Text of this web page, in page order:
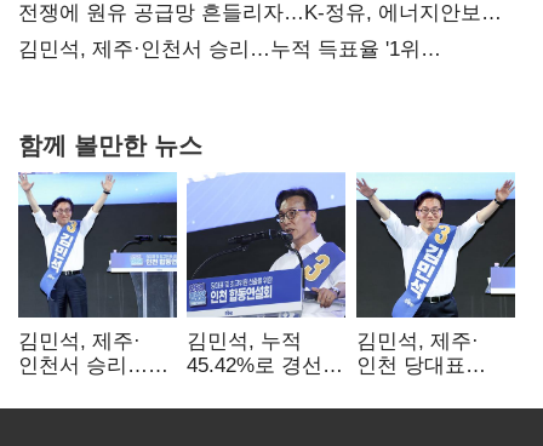
때리기
전쟁에 원유 공급망 흔들리자…K-정유, 에너지안보
핵심으로 재부상
김민석, 제주·인천서 승리…누적 득표율 '1위
함께 볼만한 뉴스
김민석, 제주·
인천서 승리…
탈환'(종합)
김민석, 누적
45.42%로 경선
격차
김민석, 제주·
인천 당대표